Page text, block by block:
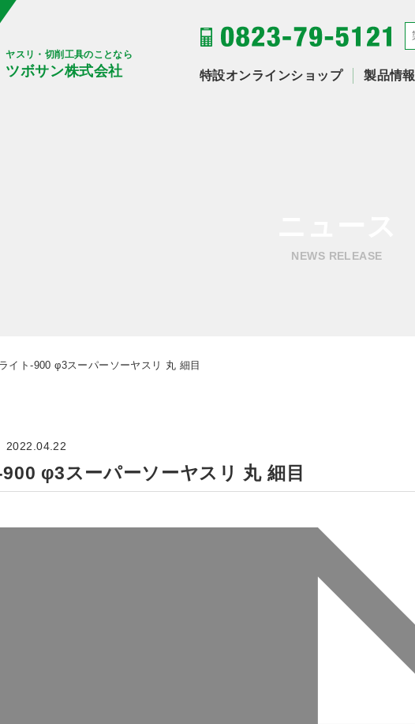
ヤスリ・切削工具のことなら
ツボサン株式会社 特設オンラインショップ 製品情報
NEWS RELEASE
イト-900 φ3スーパーソーヤスリ 丸 細目
2022.04.22
φ3スーパーソーヤスリ 丸 細目